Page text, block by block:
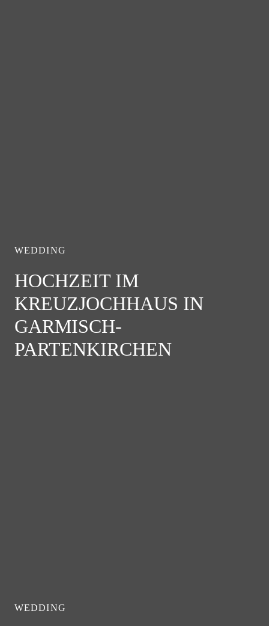
WEDDING
HOCHZEIT IM
KREUZJOCHHAUS IN
GARMISCH-
PARTENKIRCHEN
WEDDING